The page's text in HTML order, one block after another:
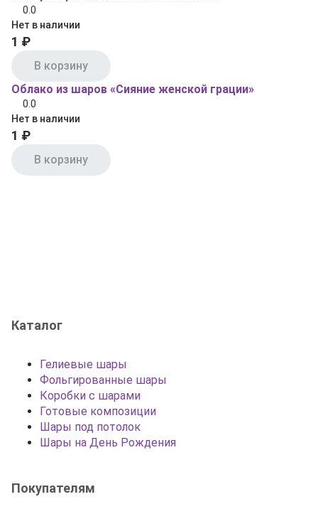
0.0
Нет в наличии
1 ₽
В корзину
Облако из шаров «Сияние женской грации»
0.0
Нет в наличии
1 ₽
В корзину
Каталог
Гелиевые шары
Фольгированные шары
Коробки с шарами
Готовые композиции
Шары под потолок
Шары на День Рождения
Покупателям